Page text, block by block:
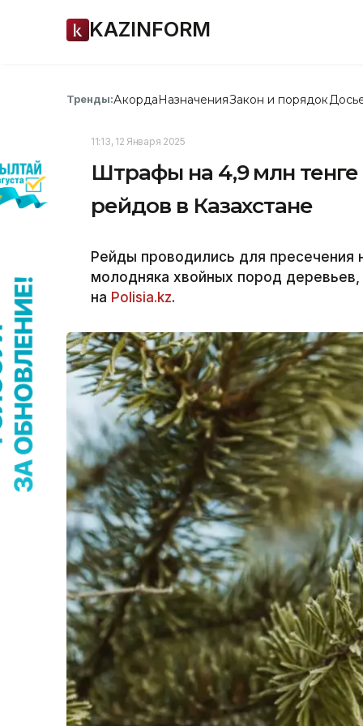
KAZINFORM
Тренды:АкордаНазначенияЗакон и порядок
11:13, 12 Января 2025
Штрафы на 4,9 млн
рейдов в Казахстане
Рейды проводились для пресечения
молодняка хвойных пород
на Polisia.kz.